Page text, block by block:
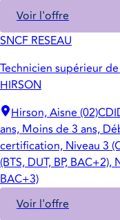
Voir l'offre
SNCF RESEAU
Technicien supérieur
HIRSON
Hirson, Aisne (02)CDI
ans, Moins de 3 ans,
certification, Niveau 3
(BTS, DUT, BP,
BAC+3)
Voir l'offre